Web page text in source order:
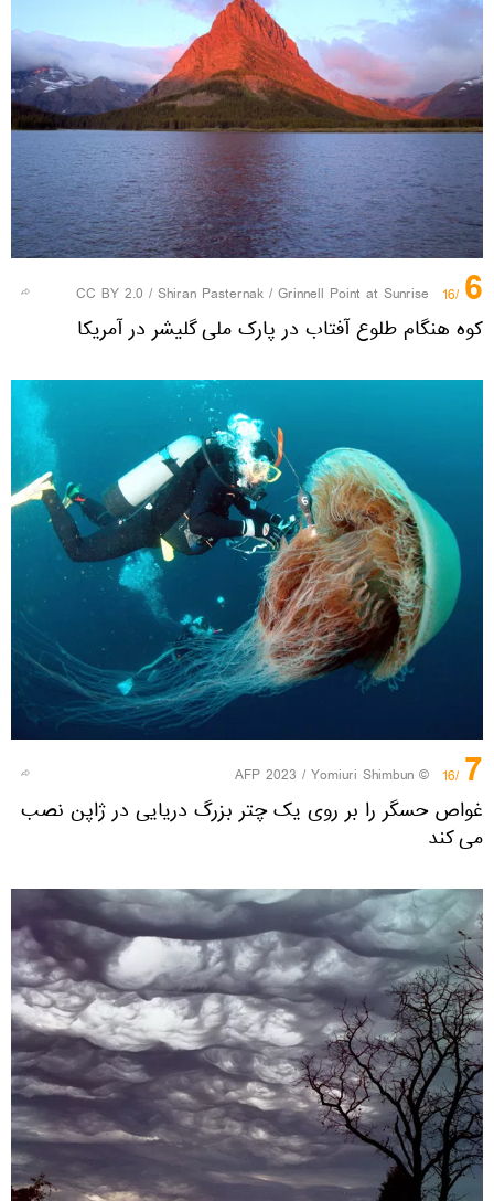
6
/16
CC BY 2.0 / Shiran Pasternak / Grinnell Point at Sunrise
کوه هنگام طلوع آفتاب در پارک ملی گلیشر در آمریکا
7
/16
© AFP 2023 / Yomiuri Shimbun
غواص حسگر را بر روی یک چتر بزرگ دریایی در ژاپن نصب
می کند